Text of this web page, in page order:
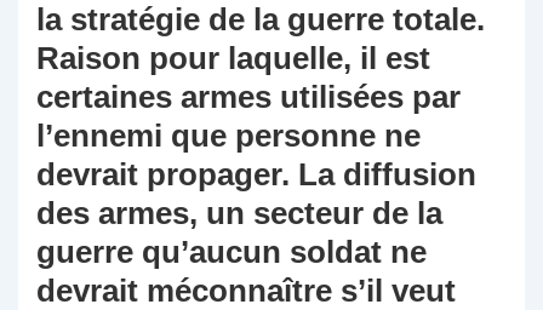
la stratégie de la guerre totale.
Raison pour laquelle, il est
certaines armes utilisées par
l’ennemi que personne ne
devrait propager. La diffusion
des armes, un secteur de la
guerre qu’aucun soldat ne
devrait méconnaître s’il veut